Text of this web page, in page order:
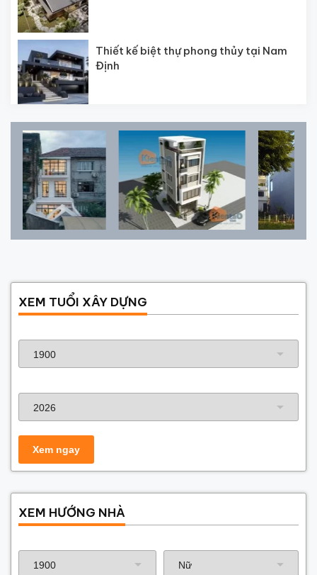
Thiết kế biệt thự phong thủy tại Nam
Định
XEM TUỔI XÂY DỰNG
XEM HƯỚNG NHÀ